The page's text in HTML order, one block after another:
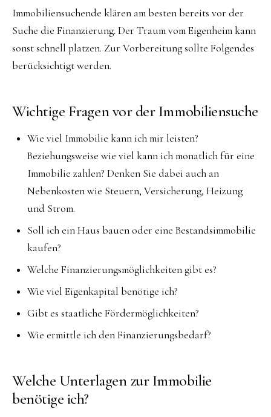
Immobiliensuchende klären am besten bereits vor der
Suche die Finanzierung. Der Traum vom Eigenheim kann
sonst schnell platzen. Zur Vorbereitung sollte Folgendes
berücksichtigt werden.
Wichtige Fragen vor der Immobiliensuche
Wie viel Immobilie kann ich mir leisten?
Beziehungsweise wie viel kann ich monatlich für eine
Immobilie zahlen? Denken Sie dabei auch an
Nebenkosten wie Steuern, Versicherung, Heizung
und Strom.
Soll ich ein Haus bauen oder eine Bestandsimmobilie
kaufen?
Welche Finanzierungsmöglichkeiten gibt es?
Wie viel Eigenkapital benötige ich?
Gibt es staatliche Fördermöglichkeiten?
Wie ermittle ich den Finanzierungsbedarf?
Welche Unterlagen zur Immobilie
benötige ich?